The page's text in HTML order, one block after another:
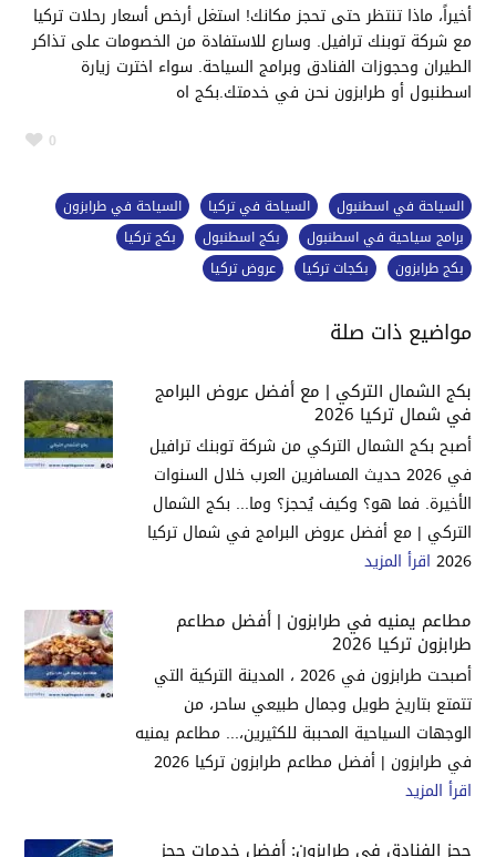
أخيراً، ماذا تنتظر حتى تحجز مكانك! استغل أرخص أسعار رحلات تركيا
مع شركة توبنك ترافيل. وسارع للاستفادة من الخصومات على تذاكر
الطيران وحجوزات الفنادق وبرامج السياحة. سواء اخترت زيارة
اسطنبول أو طرابزون نحن في خدمتك.بكج اه
0
السياحة في اسطنبول السياحة في تركيا
السياحة في طرابزون
برامج سياحية في اسطنبول
بكج اسطنبول
بكج تركيا
بكج طرابزون
بكجات تركيا عروض تركيا
مواضيع ذات صلة
بكج الشمال التركي | مع أفضل عروض البرامج
في شمال تركيا 2026
أصبح بكج الشمال التركي من شركة توبنك ترافيل
في 2026 حديث المسافرين العرب خلال السنوات
الأخيرة. فما هو؟ وكيف يُحجز؟ وما... بكج الشمال
التركي | مع أفضل عروض البرامج في شمال تركيا
2026 اقرأ المزيد
مطاعم يمنيه في طرابزون | أفضل مطاعم
طرابزون تركيا 2026
أصبحت طرابزون في 2026 ، المدينة التركية التي
تتمتع بتاريخ طويل وجمال طبيعي ساحر، من
الوجهات السياحية المحببة للكثيرين،... مطاعم يمنيه
في طرابزون | أفضل مطاعم طرابزون تركيا 2026
اقرأ المزيد
حجز الفنادق في طرابزون: أفضل خدمات حجز